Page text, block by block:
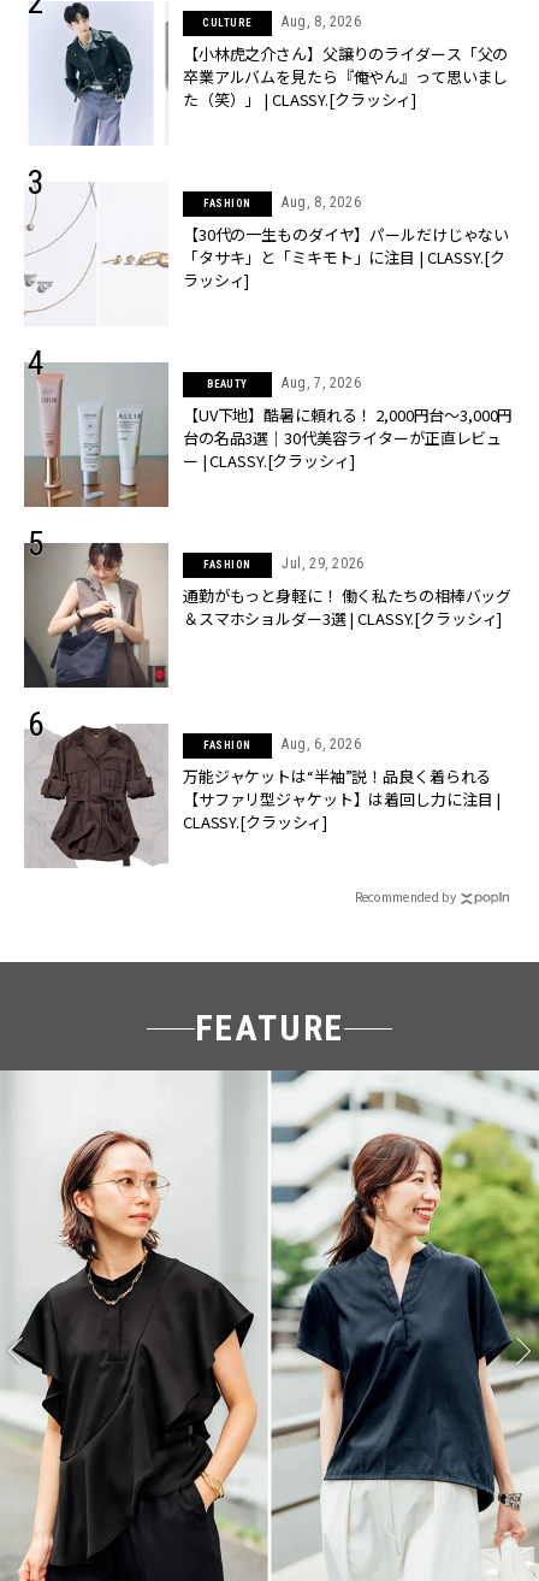
CULTURE Aug, 8, 2026
【小林虎之介さん】父譲りのライダース「父の
卒業アルバムを見たら『俺やん』って思いまし
た（笑）」 | CLASSY.[クラッシィ]
FASHION Aug, 8, 2026
【30代の一生ものダイヤ】パールだけじゃない
「タサキ」と「ミキモト」に注目 | CLASSY.[ク
ラッシィ]
BEAUTY Aug, 7, 2026
【UV下地】酷暑に頼れる！ 2,000円台〜3,000円
台の名品3選｜30代美容ライターが正直レビュ
ー | CLASSY.[クラッシィ]
FASHION Jul, 29, 2026
通勤がもっと身軽に！ 働く私たちの相棒バッグ
＆スマホショルダー3選 | CLASSY.[クラッシィ]
FASHION Aug, 6, 2026
万能ジャケットは“半袖”説！品良く着られる
【サファリ型ジャケット】は着回し力に注目 |
CLASSY.[クラッシィ]
Recommended by
FEATURE